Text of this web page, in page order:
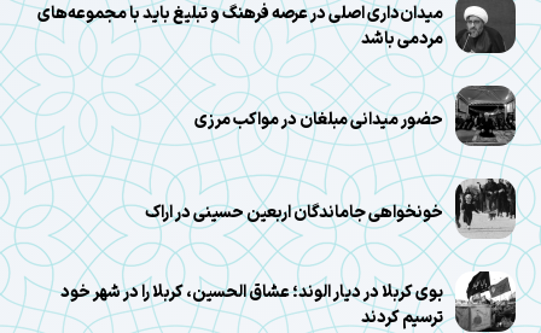
میدان‌داری اصلی در عرصه فرهنگ و تبلیغ باید با مجموعه‌های
مردمی باشد
حضور میدانی مبلغان در مواکب مرزی
خونخواهی جاماندگان اربعین حسینی در اراک
بوی کربلا در دیار الوند؛ عشاق الحسین، کربلا را در شهر خود
ترسیم کردند